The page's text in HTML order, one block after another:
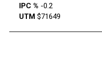
IPC % -0.2
UTM$71649